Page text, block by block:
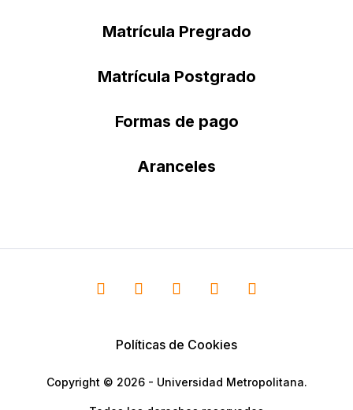
Matrícula Pregrado
Matrícula Postgrado
Formas de pago
Aranceles
Políticas de Cookies
Copyright © 2026 - Universidad Metropolitana.